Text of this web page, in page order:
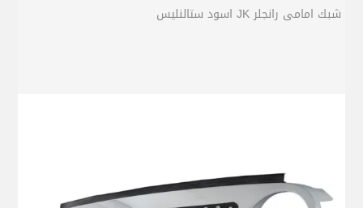
شبك امامى رانجلر JK اسود ستالنليس